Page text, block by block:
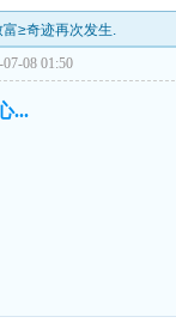
≥奇迹再次发生.
08 01:50
...